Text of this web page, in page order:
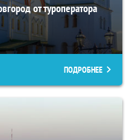
от туроператора
ПОДРОБНЕЕ